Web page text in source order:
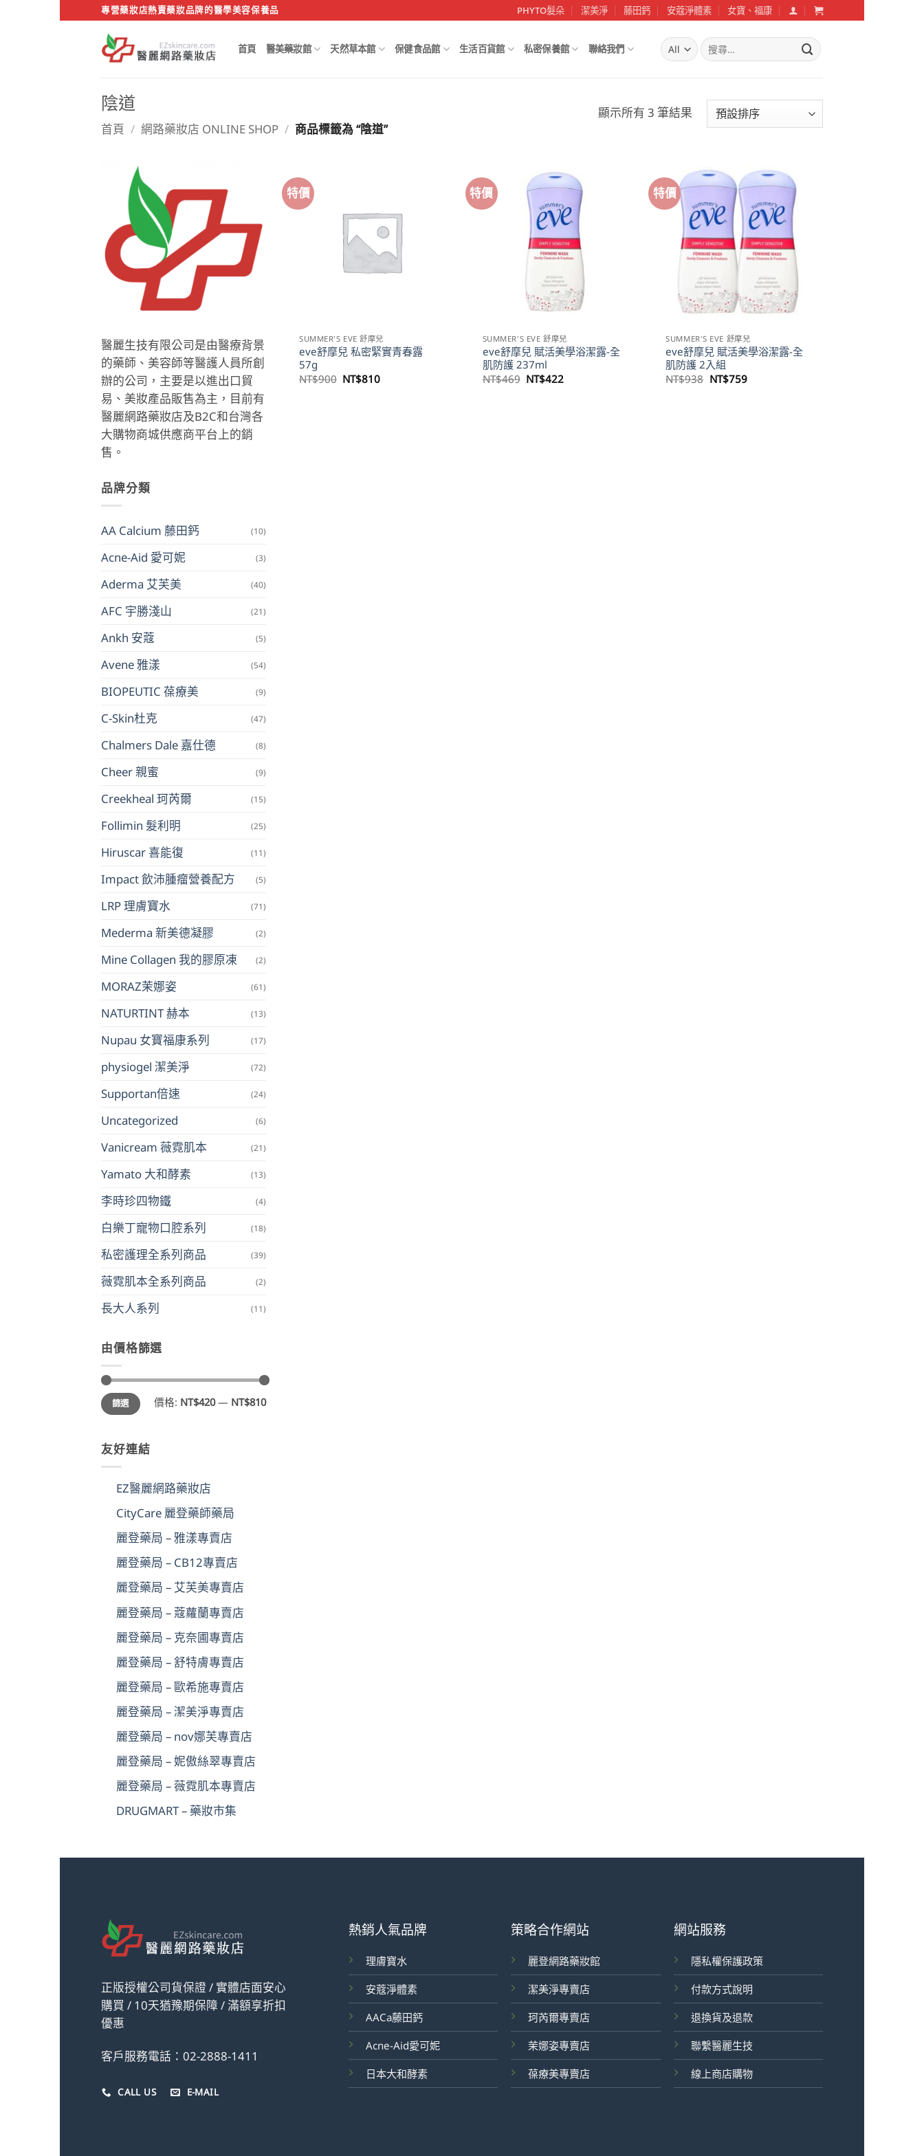
to
專營藥妝店熱賣藥妝品牌的醫學美容保養品 PHYTO髮朵 潔美淨 藤田鈣 安蔻淨體素 女寶、福康
首頁 醫美藥妝館 天然草本館 保健食品館 生活百貨館 私密保養館 聯絡我們
搜
尋
字:
陰道
首頁 / 網路藥妝店 ONLINE SHOP / 商品標籤為 “陰道”
顯示所有 3 筆結果
醫麗生技有限公司是由醫療背景
的藥師、美容師等醫護人員所創
辦的公司，主要是以進出口貿
易、美妝產品販售為主，目前有
醫麗網路藥妝店及B2C和台灣各
大購物商城供應商平台上的銷
售。
品牌分類
AA Calcium 藤田鈣 (10)
Acne-Aid 愛可妮 (3)
Aderma 艾芙美 (40)
AFC 宇勝淺山 (21)
Ankh 安蔻 (5)
Avene 雅漾 (54)
BIOPEUTIC 葆療美 (9)
C-Skin杜克 (47)
Chalmers Dale 嘉仕德 (8)
Cheer 親蜜 (9)
Creekheal 珂芮爾 (15)
Follimin 髮利明 (25)
Hiruscar 喜能復 (11)
Impact 飲沛腫瘤營養配方 (5)
LRP 理膚寶水 (71)
Mederma 新美德凝膠 (2)
Mine Collagen 我的膠原凍 (2)
MORAZ茉娜姿 (61)
NATURTINT 赫本 (13)
Nupau 女寶福康系列 (17)
physiogel 潔美淨 (72)
Supportan倍速 (24)
Uncategorized (6)
Vanicream 薇霓肌本 (21)
Yamato 大和酵素 (13)
李時珍四物鐵 (4)
白樂丁寵物口腔系列 (18)
私密護理全系列商品 (39)
薇霓肌本全系列商品 (2)
長大人系列 (11)
由價格篩選
最
低
價
最
高
價
篩選 價格: NT$420— NT$810
友好連結
EZ醫麗網路藥妝店
CityCare 麗登藥師藥局
麗登藥局 – 雅漾專賣店
麗登藥局 – CB12專賣店
麗登藥局 – 艾芙美專賣店
麗登藥局 – 蔻蘿蘭專賣店
麗登藥局 – 克奈圃專賣店
麗登藥局 – 舒特膚專賣店
麗登藥局 – 歐希施專賣店
麗登藥局 – 潔美淨專賣店
麗登藥局 – nov娜芙專賣店
麗登藥局 – 妮傲絲翠專賣店
麗登藥局 – 薇霓肌本專賣店
DRUGMART – 藥妝市集
特價
SUMMER'S EVE 舒摩兒
eve舒摩兒 私密緊實青春露
57g
NT$900 原
NT$810目
特價
SUMMER'S EVE 舒摩兒
eve舒摩兒 賦活美學浴潔露-全
肌防護 237ml
NT$469 原
NT$422
特價
SUMMER'S EVE 舒摩兒
eve舒摩兒 賦活美學浴潔露-全
肌防護 2入組
NT$938 原
NT$759目
正版授權公司貨保證 / 實體店面安心
購買 / 10天猶豫期保障 / 滿額享折扣
優惠
客戶服務電話：02-2888-1411
CALL US E-MAIL
熱銷人氣品牌
理膚寶水
安蔻淨體素
AACa藤田鈣
Acne-Aid愛可妮
日本大和酵素
策略合作網站
麗登網路藥妝館
潔美淨專賣店
珂芮爾專賣店
茉娜姿專賣店
葆療美專賣店
網站服務
隱私權保護政策
付款方式說明
退換貨及退款
聯繫醫麗生技
線上商店購物